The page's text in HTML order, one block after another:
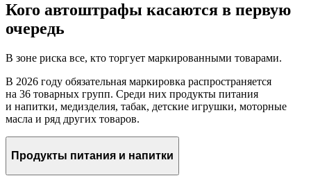
Кого автоштрафы касаются в первую
очередь
В зоне риска все, кто торгует маркированными товарами.
В 2026 году обязательная маркировка распространяется
на 36 товарных групп. Среди них продукты питания
и напитки, медизделия, табак, детские игрушки, моторные
масла и ряд других товаров.
Продукты питания и напитки